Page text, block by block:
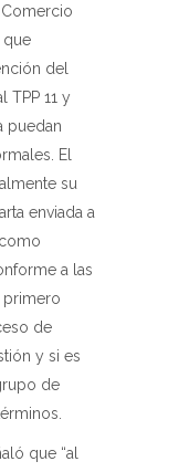
Comercio
que
del
TPP 11 y
puedan
El
su
enviada a
a las
primero
de
y si es
de
que “al